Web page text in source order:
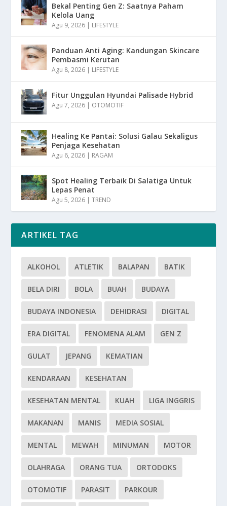
Bekal Penting Gen Z: Saatnya Paham
Kelola Uang
Agu 9, 2026 | LIFESTYLE
Panduan Anti Aging: Kandungan Skincare
Pembasmi Kerutan
Agu 8, 2026 | LIFESTYLE
Fitur Unggulan Hyundai Palisade Hybrid
Agu 7, 2026 | OTOMOTIF
Healing Ke Pantai: Solusi Galau Sekaligus
Penjaga Kesehatan
Agu 6, 2026 | RAGAM
Spot Healing Terbaik Di Salatiga Untuk
Lepas Penat
Agu 5, 2026 |TREND
ARTIKEL TAG
ALKOHOL ATLETIK BALAPAN BATIK
BELA DIRI BOLA BUAH BUDAYA
BUDAYA INDONESIA DEHIDRASI DIGITAL
ERA DIGITAL FENOMENA ALAM GEN Z
GULAT JEPANG KEMATIAN
KENDARAAN KESEHATAN
KESEHATAN MENTAL KUAH LIGA INGGRIS
MAKANAN MANIS MEDIA SOSIAL
MENTAL MEWAH MINUMAN MOTOR
OLAHRAGA ORANG TUA ORTODOKS
OTOMOTIF PARASIT PARKOUR